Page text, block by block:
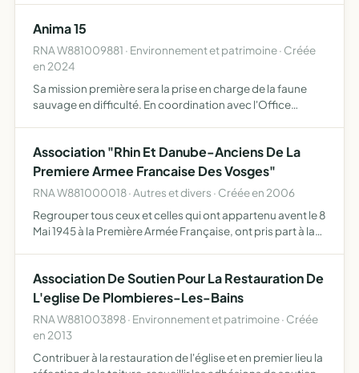
Anima 15
RNA W881009881 · Environnement et patrimoine · Créée
en 2024
Sa mission première sera la prise en charge de la faune
sauvage en difficulté. En coordination avec l'Office
Association "Rhin Et Danube-Anciens De La
Premiere Armee Francaise Des Vosges"
RNA W881000018 · Autres et divers · Créée en 2006
Regrouper tous ceux et celles qui ont appartenu avent le 8
Mai 1945 à la Première Armée Française, ont pris part à la
Association De Soutien Pour La Restauration De
L'eglise De Plombieres-Les-Bains
RNA W881003898 · Environnement et patrimoine · Créée
en 2013
Contribuer à la restauration de l'église et en premier lieu la